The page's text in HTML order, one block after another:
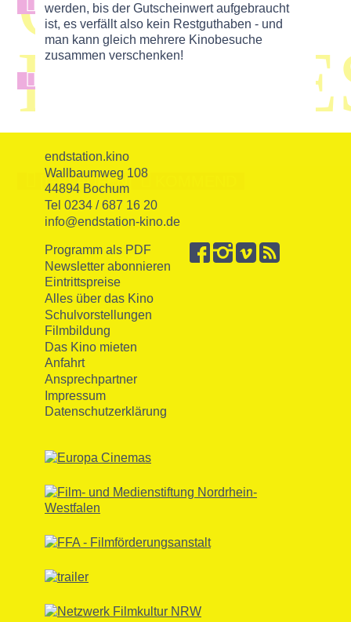
werden, bis der Gutscheinwert aufgebraucht
ist, es verfällt also kein Restguthaben - und
man kann gleich mehrere Kinobesuche
zusammen verschenken!
endstation.kino
Wallbaumweg 108
44894 Bochum
Tel 0234 / 687 16 20
info@endstation-kino.de
Programm als PDF
Newsletter abonnieren
Eintrittspreise
Alles über das Kino
Schulvorstellungen
Filmbildung
Das Kino mieten
Anfahrt
Ansprechpartner
Impressum
Datenschutzerklärung
[2299] 24
[GELAUFEN]